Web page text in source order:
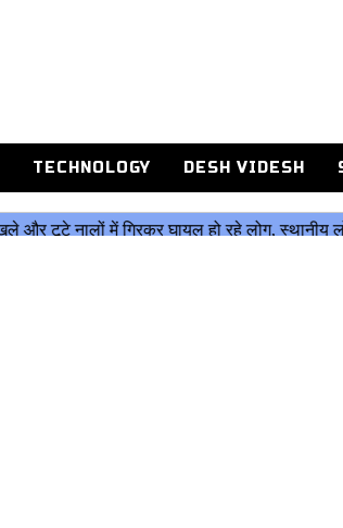
TECHNOLOGY DESH VIDESH